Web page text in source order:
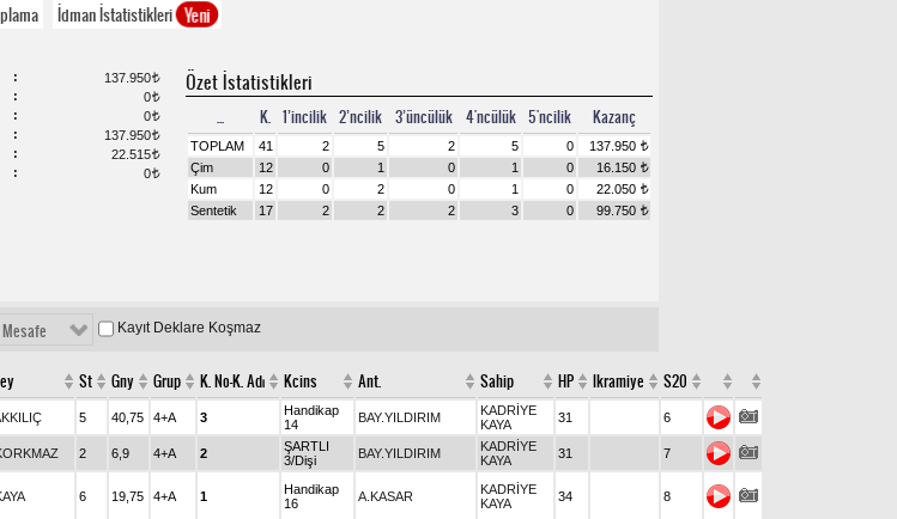
İdman İstatistikleri Yeni
137.950t
0t
0t
137.950t
22.515t
0t
Özet İstatistikleri
... K. 1’incilik 2’ncilik 3’üncülük 4'ncülük 5'ncilik Kazanç
TOPLAM 41 2 5 2 5 0 137.950 t
Çim 12 0 1 0 1 0 16.150 t
Kum 12 0 2 0 1 0 22.050 t
Sentetik 17 2 2 2 3 0 99.750 t
Mesafe Kayıt Deklare Koşmaz
St Gny Grup K. No-K. Adı Kcins Ant. Sahip HP Ikramiye S20
5 40,75 4+A 3
Handikap
14
BAY.YILDIRIM
KADRİYE
KAYA
31 6
2 6,9 4+A 2
ŞARTLI
3/Dişi
BAY.YILDIRIM
KADRİYE
KAYA
31 7
6 19,75 4+A 1
Handikap
16
A.KASAR
KADRİYE
KAYA
34 8